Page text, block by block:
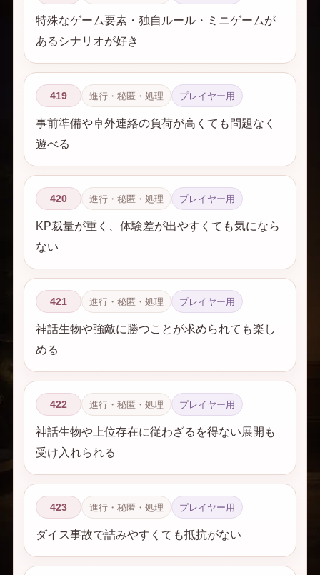
特殊なゲーム要素・独自ルール・ミニゲームが
あるシナリオが好き
419 進行・秘匿・処理 プレイヤー用
事前準備や卓外連絡の負荷が高くても問題なく
遊べる
420 進行・秘匿・処理 プレイヤー用
KP裁量が重く、体験差が出やすくても気になら
ない
421 進行・秘匿・処理 プレイヤー用
神話生物や強敵に勝つことが求められても楽し
める
422 進行・秘匿・処理 プレイヤー用
神話生物や上位存在に従わざるを得ない展開も
受け入れられる
423 進行・秘匿・処理 プレイヤー用
ダイス事故で詰みやすくても抵抗がない